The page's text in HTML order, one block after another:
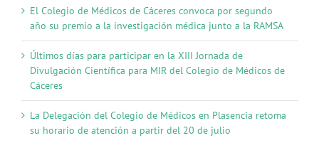
El Colegio de Médicos de Cáceres convoca por segundo
año su premio a la investigación médica junto a la RAMSA
Últimos días para participar en la XIII Jornada de
Divulgación Científica para MIR del Colegio de Médicos de
Cáceres
La Delegación del Colegio de Médicos en Plasencia retoma
su horario de atención a partir del 20 de julio